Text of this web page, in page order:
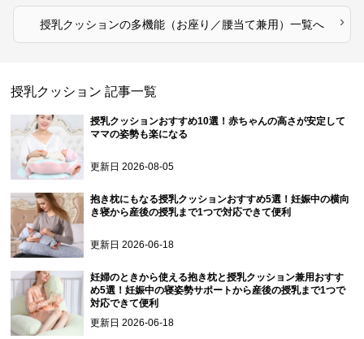
授乳クッションの多機能（お座り／腰当て兼用） 一覧へ ›
授乳クッション 記事一覧
授乳クッションおすすめ10選！赤ちゃんの高さが安定して
ママの姿勢も楽になる
更新日2026-08-05
抱き枕にもなる授乳クッションおすすめ5選！妊娠中の横向
き寝から産後の授乳まで1つで対応できて便利
更新日2026-06-18
妊婦のときから使える抱き枕と授乳クッション兼用おすす
め5選！妊娠中の寝姿勢サポートから産後の授乳まで1つで
対応できて便利
更新日2026-06-18